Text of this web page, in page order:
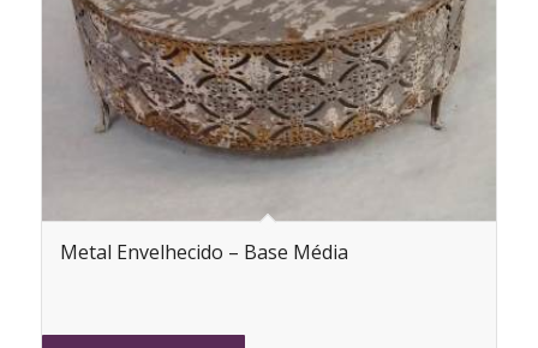
Metal Envelhecido – Base Média